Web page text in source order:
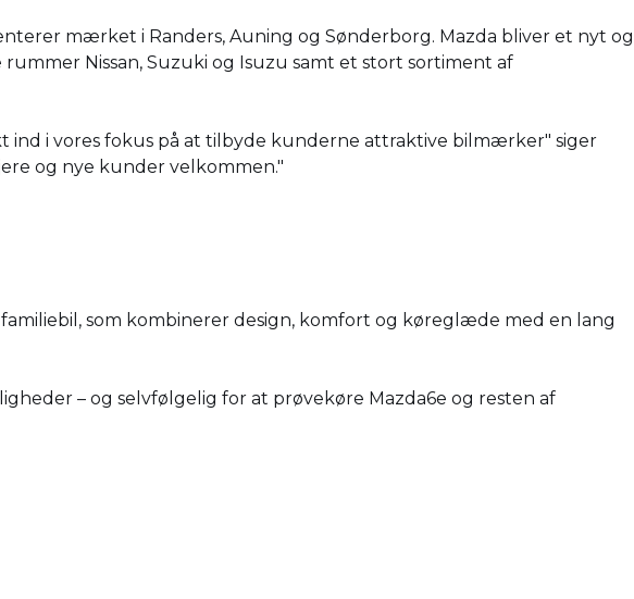
mærket i Randers, Auning og Sønderborg. Mazda bliver et nyt og
Nissan, Suzuki og Isuzu samt et stort sortiment af
i vores fokus på at tilbyde kunderne attraktive bilmærker" siger
og nye kunder velkommen."
som kombinerer design, komfort og køreglæde med en lang
– og selvfølgelig for at prøvekøre Mazda6e og resten af